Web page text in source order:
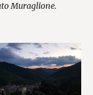
Muraglione.